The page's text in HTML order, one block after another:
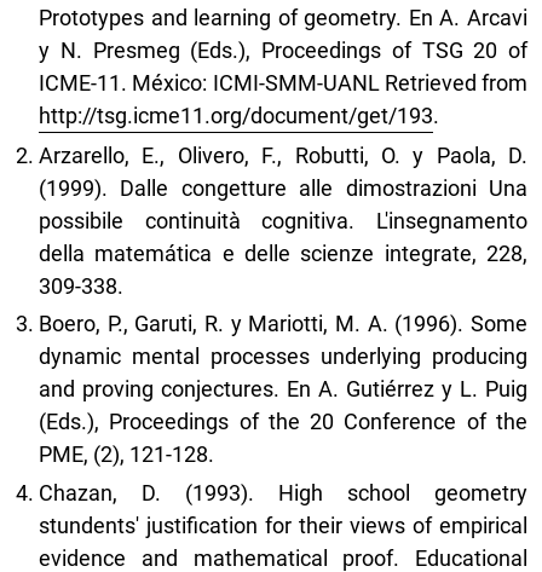
Prototypes and learning of geometry. En A. Arcavi
y N. Presmeg (Eds.), Proceedings of TSG 20 of
ICME-11. México: ICMI-SMM-UANL Retrieved from
http://tsg.icme11.org/document/get/193.
Arzarello, E., Olivero, F., Robutti, O. y Paola, D.
(1999). Dalle congetture alle dimostrazioni Una
possibile continuità cognitiva. L'insegnamento
della matemática e delle scienze integrate, 228,
309-338.
Boero, P., Garuti, R. y Mariotti, M. A. (1996). Some
dynamic mental processes underlying producing
and proving conjectures. En A. Gutiérrez y L. Puig
(Eds.), Proceedings of the 20 Conference of the
PME, (2), 121-128.
Chazan, D. (1993). High school geometry
stundents' justification for their views of empirical
evidence and mathematical proof. Educational